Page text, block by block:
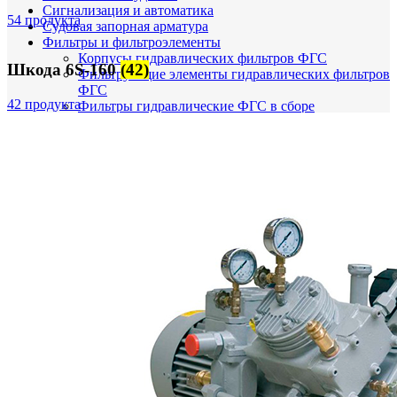
Сигнализация и автоматика
Судовая запорная арматура
Фильтры и фильтроэлементы
Корпусы гидравлических фильтров ФГС
Фильтрующие элементы гидравлических фильтров
ФГС
Фильтры гидравлические ФГС в сборе
54 продукта
Шкода 6S-160(42)
42 продукта